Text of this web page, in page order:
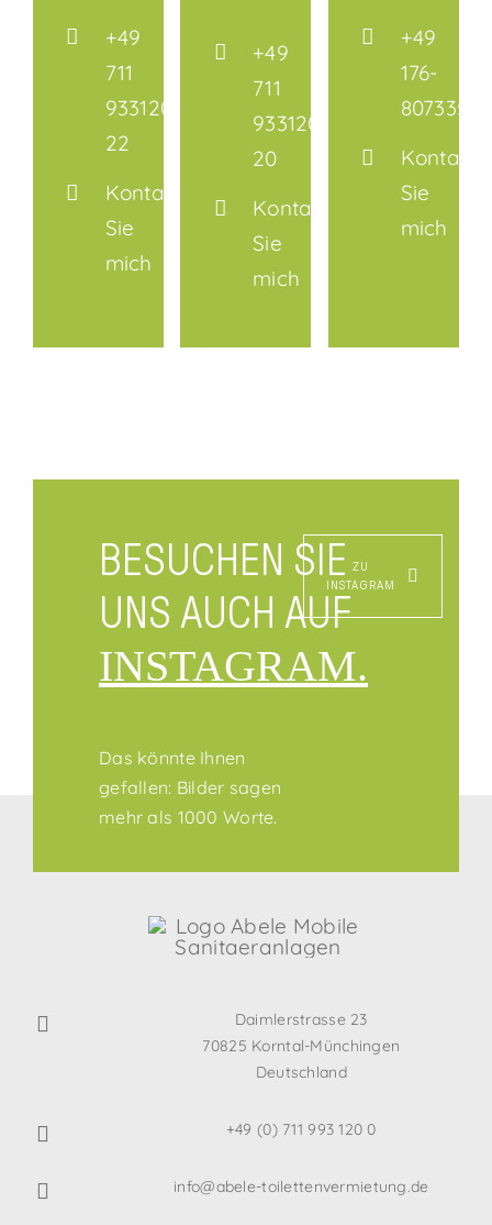
+49
711
933120-
22
Kontaktieren
Sie
mich
+49
711
933120-
20
Kontaktieren
Sie
mich
+49
176-
80733574
Sie
mich
BESUCHEN SIE
UNS AUCH AUF
INSTAGRAM.
Das könnte Ihnen
gefallen: Bilder sagen
mehr als 1000 Worte.
ZU
INSTAGRAM
Daimlerstrasse 23
70825 Korntal-Münchingen
Deutschland
+49 (0) 711 993 120 0
info@abele-toilettenvermietung.de